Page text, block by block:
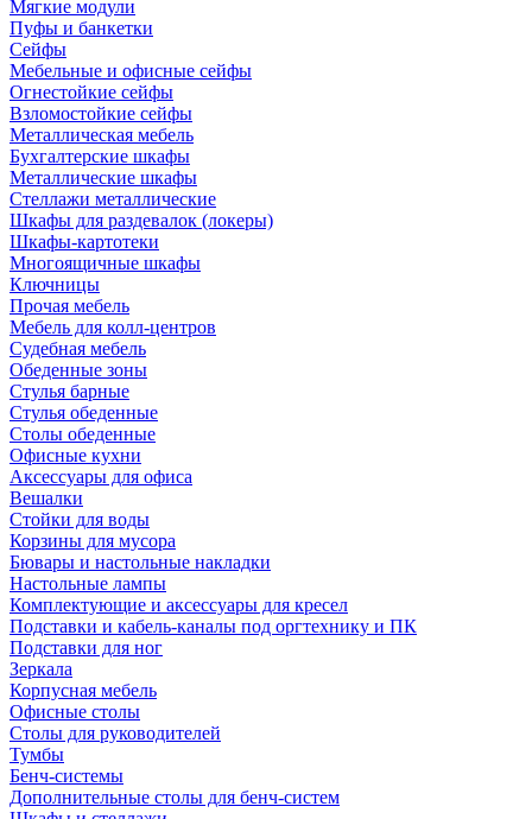
Мягкие модули
Пуфы и банкетки
Сейфы
Мебельные и офисные сейфы
Огнестойкие сейфы
Взломостойкие сейфы
Металлическая мебель
Бухгалтерские шкафы
Металлические шкафы
Стеллажи металлические
Шкафы для раздевалок (локеры)
Шкафы-картотеки
Многоящичные шкафы
Ключницы
Прочая мебель
Мебель для колл-центров
Судебная мебель
Обеденные зоны
Стулья барные
Стулья обеденные
Столы обеденные
Офисные кухни
Аксессуары для офиса
Вешалки
Стойки для воды
Корзины для мусора
Бювары и настольные накладки
Настольные лампы
Комплектующие и аксессуары для кресел
Подставки и кабель-каналы под оргтехнику и ПК
Подставки для ног
Зеркала
Корпусная мебель
Офисные столы
Столы для руководителей
Тумбы
Бенч-системы
Дополнительные столы для бенч-систем